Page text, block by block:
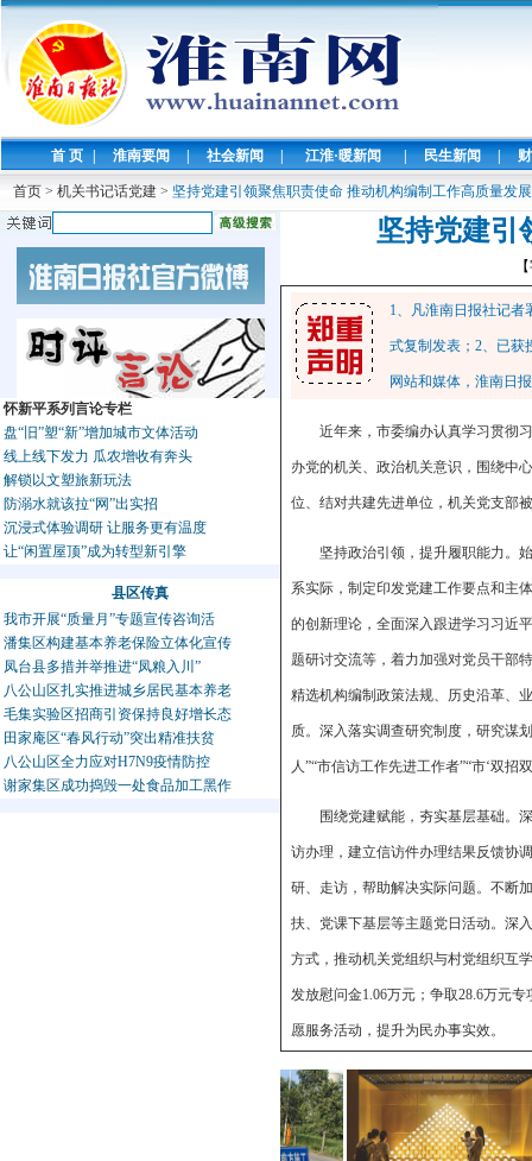
首 页 | 淮南要闻 | 社会新闻 | 江淮·暖新闻 | 民生新闻 |
首页 > 机关书记话党建 > 坚持党建引领聚焦职责使命 推动机构编制工作高质量发展
怀新平系列言论专栏
盘“旧”塑“新”增加城市文体活动
线上线下发力 瓜农增收有奔头
解锁以文塑旅新玩法
防溺水就该拉“网”出实招
沉浸式体验调研 让服务更有温度
让“闲置屋顶”成为转型新引擎
县区传真
我市开展“质量月”专题宣传咨询活
潘集区构建基本养老保险立体化宣传
凤台县多措并举推进“凤粮入川”
八公山区扎实推进城乡居民基本养老
毛集实验区招商引资保持良好增长态
田家庵区“春风行动”突出精准扶贫
八公山区全力应对H7N9疫情防控
谢家集区成功捣毁一处食品加工黑作
坚持党建引
1、凡淮南日报社记
式复制发表；2、已获
网站和媒体，淮南日
近年来，市委编办认真学习贯彻
办党的机关、政治机关意识，围绕中
位、结对共建先进单位，机关党支部
坚持政治引领，提升履职能力。
系实际，制定印发党建工作要点和主
的创新理论，全面深入跟进学习习近
题研讨交流等，着力加强对党员干部
精选机构编制政策法规、历史沿革、
质。深入落实调查研究制度，研究谋
人”“市信访工作先进工作者”“市‘双
围绕党建赋能，夯实基层基础。
访办理，建立信访件办理结果反馈协
研、走访，帮助解决实际问题。不断
扶、党课下基层等主题党日活动。深
方式，推动机关党组织与村党组织互
发放慰问金1.06万元；争取28.6万元
愿服务活动，提升为民办事实效。
聚焦主责主业，服务全市大局。
优势、凝聚合力。顺利完成机构改革
革任务，推动党的领导在机构设置上